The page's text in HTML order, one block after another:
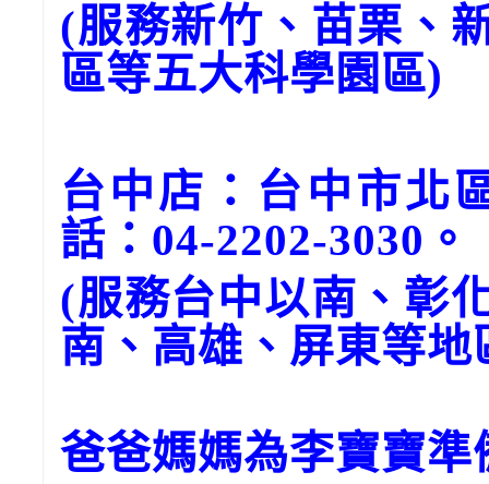
(服務新竹、苗栗、
區等五大科學園區)
台中店：台中市北
話：04-2202-3030。
(服務台中以南、彰
南、高雄、屏東等地
爸爸媽媽為李寶寶